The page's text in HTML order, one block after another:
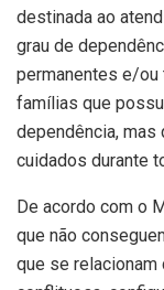
destinada ao
grau de
permanentes e/
famílias que
dependência,
cuidados durante
De acordo com o
que não
que se